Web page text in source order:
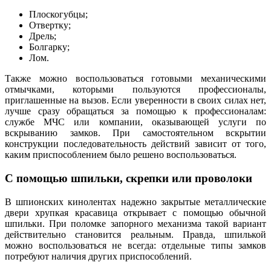
Плоскогубцы;
Отвертку;
Дрель;
Болгарку;
Лом.
Также можно воспользоваться готовыми механическими
отмычками, которыми пользуются профессионалы,
приглашенные на вызов. Если уверенности в своих силах нет,
лучше сразу обращаться за помощью к профессионалам:
службе МЧС или компании, оказывающей услуги по
вскрыванию замков. При самостоятельном вскрытии
конструкции последовательность действий зависит от того,
каким приспособлением было решено воспользоваться.
С помощью шпильки, скрепки или проволоки
В шпионских кинолентах надежно закрытые металлические
двери хрупкая красавица открывает с помощью обычной
шпильки. При поломке запорного механизма такой вариант
действительно становится реальным. Правда, шпилькой
можно воспользоваться не всегда: отдельные типы замков
потребуют наличия других приспособлений.